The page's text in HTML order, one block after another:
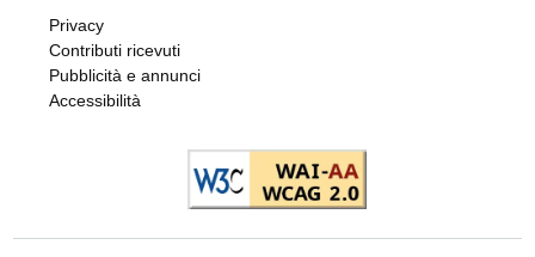
Privacy
Contributi ricevuti
Pubblicità e annunci
Accessibilità